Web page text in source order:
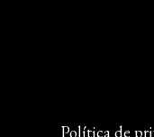
Política de